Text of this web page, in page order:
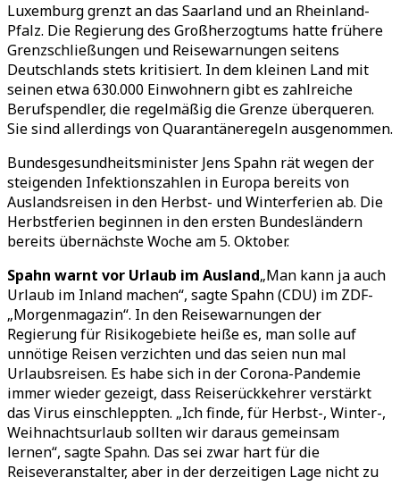
Luxemburg grenzt an das Saarland und an Rheinland-
Pfalz. Die Regierung des Großherzogtums hatte frühere
Grenzschließungen und Reisewarnungen seitens
Deutschlands stets kritisiert. In dem kleinen Land mit
seinen etwa 630.000 Einwohnern gibt es zahlreiche
Berufspendler, die regelmäßig die Grenze überqueren.
Sie sind allerdings von Quarantäneregeln ausgenommen.
Bundesgesundheitsminister Jens Spahn rät wegen der
steigenden Infektionszahlen in Europa bereits von
Auslandsreisen in den Herbst- und Winterferien ab. Die
Herbstferien beginnen in den ersten Bundesländern
bereits übernächste Woche am 5. Oktober.
Spahn warnt vor Urlaub im Ausland„Man kann ja auch
Urlaub im Inland machen“, sagte Spahn (CDU) im ZDF-
„Morgenmagazin“. In den Reisewarnungen der
Regierung für Risikogebiete heiße es, man solle auf
unnötige Reisen verzichten und das seien nun mal
Urlaubsreisen. Es habe sich in der Corona-Pandemie
immer wieder gezeigt, dass Reiserückkehrer verstärkt
das Virus einschleppten. „Ich finde, für Herbst-, Winter-,
Weihnachtsurlaub sollten wir daraus gemeinsam
lernen“, sagte Spahn. Das sei zwar hart für die
Reiseveranstalter, aber in der derzeitigen Lage nicht zu